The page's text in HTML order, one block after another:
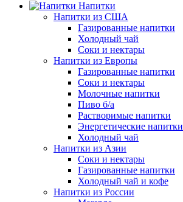
Напитки
Напитки из США
Газированные напитки
Холодный чай
Соки и нектары
Напитки из Европы
Газированные напитки
Соки и нектары
Молочные напитки
Пиво б/а
Растворимые напитки
Энергетические напитки
Холодный чай
Напитки из Азии
Соки и нектары
Газированные напитки
Холодный чай и кофе
Напитки из России